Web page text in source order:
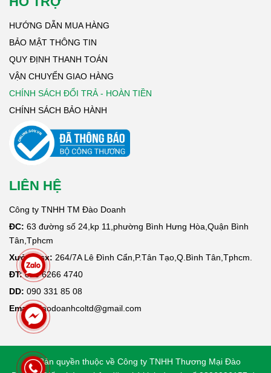
HƯỚNG DẪN MUA HÀNG
BẢO MẬT THÔNG TIN
QUY ĐỊNH THANH TOÁN
VẬN CHUYỂN GIAO HÀNG
CHÍNH SÁCH ĐỔI TRẢ - HOÀN TIỀN
CHÍNH SÁCH BẢO HÀNH
LIÊN HỆ
Công ty TNHH TM Đào Doanh
ĐC: 63 đường số 24,kp 11,phường Bình Hưng Hòa,Quận Bình
Tân,Tphcm
Xưởng sx: 264/7A Lê Đình Cẩn,P.Tân Tạo,Q.Bình Tân,Tphcm.
ĐT:028 6266 4740
DD: 090 331 85 08
Email:daodoanhcoltd@gmail.com
© Bản quyền thuộc về Công ty TNHH Thương Mại Đào